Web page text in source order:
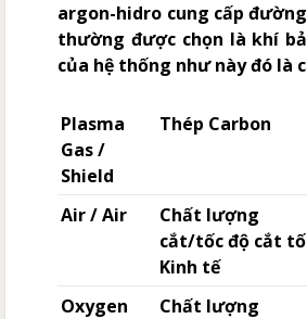
argon-hidro cung cấp
thường được chọn là khí
của hệ thống như này đó là
Plasma
Gas /
Shield
Thép Carbon
Air / Air
Chất lượng
cắt/tốc độ cắt
Kinh tế
Oxygen
Chất lượng